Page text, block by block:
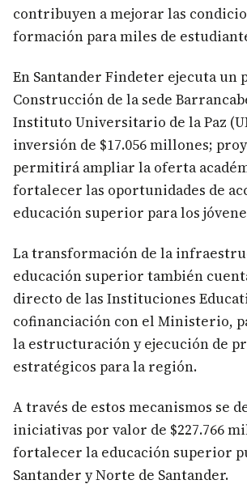
contribuyen a mejorar las
formación para miles de
En Santander Findeter ejecuta un
Construcción de la sede
Instituto Universitario de la Paz
inversión de $17.056 millones;
permitirá ampliar la oferta
fortalecer las oportunidades de
educación superior para los
La transformación de la
educación superior también
directo de las Instituciones
cofinanciación con el Ministerio,
la estructuración y ejecución de
estratégicos para la región.
A través de estos mecanismos se
iniciativas por valor de $227.766
fortalecer la educación superior
Santander y Norte de Santander.